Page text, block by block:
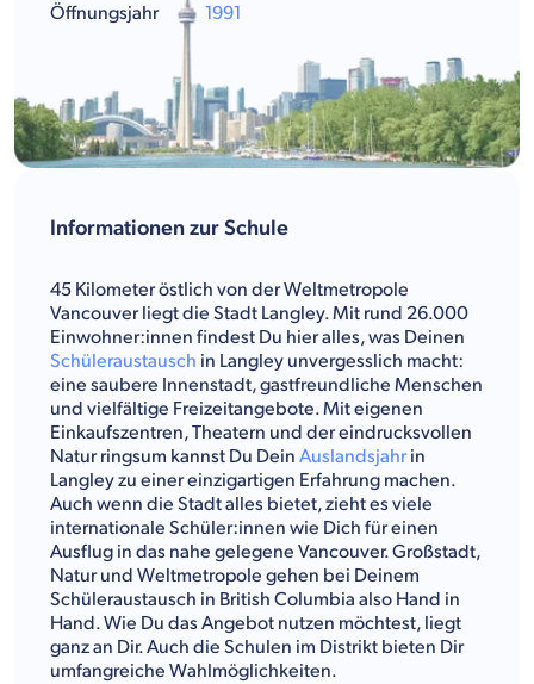
Informationen zur Schule
45 Kilometer östlich von der Weltmetropole
Vancouver liegt die Stadt Langley. Mit rund 26.000
Einwohner:innen findest Du hier alles, was Deinen
Schüleraustausch in Langley unvergesslich macht:
eine saubere Innenstadt, gastfreundliche Menschen
und vielfältige Freizeitangebote. Mit eigenen
Einkaufszentren, Theatern und der eindrucksvollen
Natur ringsum kannst Du Dein Auslandsjahrin
Langley zu einer einzigartigen Erfahrung machen.
Auch wenn die Stadt alles bietet, zieht es viele
internationale Schüler:innen wie Dich für einen
Ausflug in das nahe gelegene Vancouver. Großstadt,
Natur und Weltmetropole gehen bei Deinem
Schüleraustausch in British Columbia also Hand in
Hand. Wie Du das Angebot nutzen möchtest, liegt
ganz an Dir. Auch die Schulen im Distrikt bieten Dir
umfangreiche Wahlmöglichkeiten.
Öffnungsjahr 1991